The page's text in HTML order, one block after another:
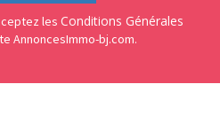
les Conditions Générales
AnnoncesImmo-bj.com.